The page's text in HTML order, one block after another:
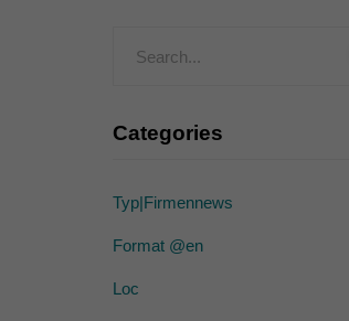
Categories
Typ|Firmennews
Format @en
Loc